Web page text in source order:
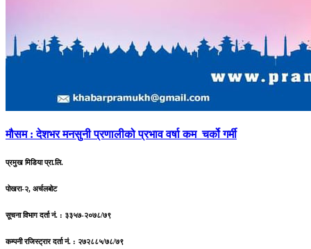
मौसम: देशभर मनसुनी प्रणालीको प्रभाव वर्षा कम चर्को गर्मी
प्रमुख मिडिया प्रा.लि.
पोखरा-२, अर्चलबोट
सूचना विभाग दर्ता नं. : ३३५७-२०७८/७९
कम्पनी रजिस्ट्रार दर्ता नं. : २७२८८५/७८/७९